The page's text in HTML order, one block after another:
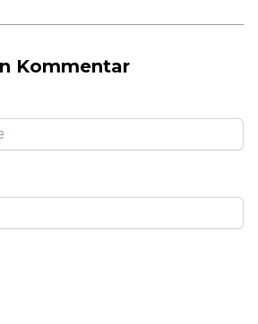
Kommentar